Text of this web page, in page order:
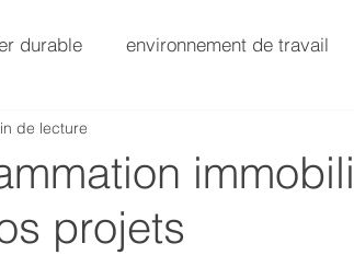
durable environnement de travail
projets
de lecture